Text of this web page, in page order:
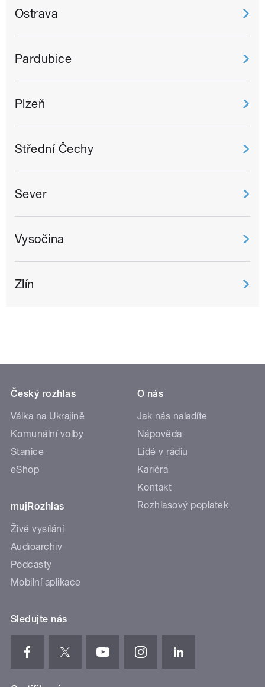
Ostrava
Pardubice
Plzeň
Střední Čechy
Sever
Vysočina
Zlín
Český rozhlas
Válka na Ukrajině
Komunální volby
Stanice
eShop
mujRozhlas
Živé vysílání
Audioarchiv
Podcasty
Mobilní aplikace
O nás
Jak nás naladíte
Nápověda
Lidé v rádiu
Kariéra
Kontakt
Rozhlasový poplatek
Sledujte nás